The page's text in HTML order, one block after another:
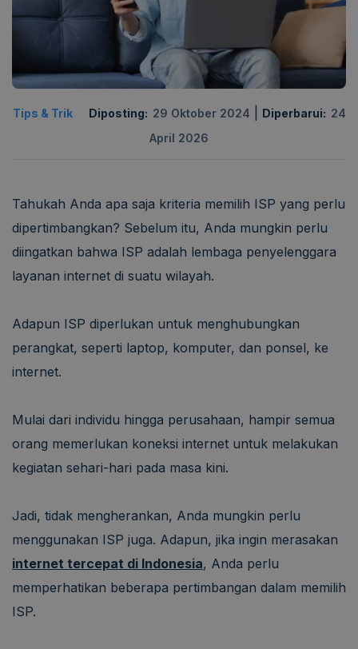
Tips & Trik Diposting: 29 Oktober 2024 Diperbarui: 24
April 2026
Tahukah Anda apa saja kriteria memilih ISP yang perlu
dipertimbangkan? Sebelum itu, Anda mungkin perlu
diingatkan bahwa ISP adalah lembaga penyelenggara
layanan internet di suatu wilayah.
Adapun ISP diperlukan untuk menghubungkan
perangkat, seperti laptop, komputer, dan ponsel, ke
internet.
Mulai dari individu hingga perusahaan, hampir semua
orang memerlukan koneksi internet untuk melakukan
kegiatan sehari-hari pada masa kini.
Jadi, tidak mengherankan, Anda mungkin perlu
menggunakan ISP juga. Adapun, jika ingin merasakan
internet tercepat di Indonesia, Anda perlu
memperhatikan beberapa pertimbangan dalam memilih
ISP.